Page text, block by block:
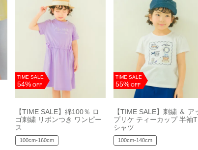
TIME SALE
54% OFF
【TIME SALE】綿100％ ロ
ゴ刺繍 リボンつき ワンピー
ス
100cm-160cm
TIME SALE
55% OFF
【TIME SALE】刺繍 ＆ ア
プリケ ティーカップ 半袖T
シャツ
100cm-140cm